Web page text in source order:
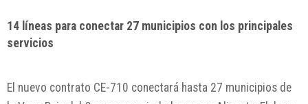
14 líneas para conectar 27 municipios con los principales
servicios
El nuevo contrato CE-710 conectará hasta 27 municipios de